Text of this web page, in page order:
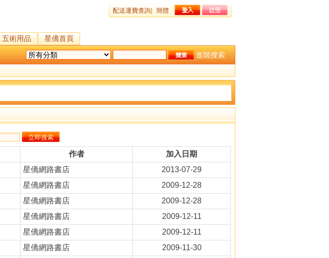
配送運費查詢 簡體
五術用品
星僑首頁
進階搜索
作者
加入日期
星僑網路書店
2013-07-29
星僑網路書店
2009-12-28
星僑網路書店
2009-12-28
星僑網路書店
2009-12-11
星僑網路書店
2009-12-11
星僑網路書店
2009-11-30